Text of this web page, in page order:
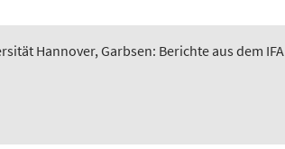
Hannover, Garbsen: Berichte aus dem IFA